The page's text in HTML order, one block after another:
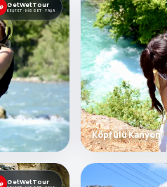
GetWetTour
KEŞFET · HISSET · YAŞA
Köprülü Kanyon
GetWetTour